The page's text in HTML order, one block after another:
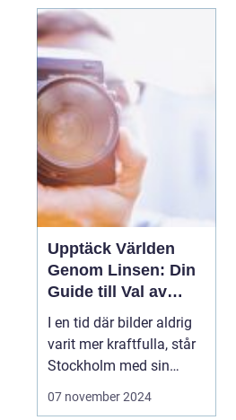
exklusiv shopping till
kvalitativ service. En av
dessa är möjligheten att
ta passfoto på &...
Upptäck Världen
Genom Linsen: Din
Guide till Val av
Fotograf i
Stockholm
I en tid där bilder aldrig
varit mer kraftfulla, står
Stockholm med sin
skiftande natur och
07 november 2024